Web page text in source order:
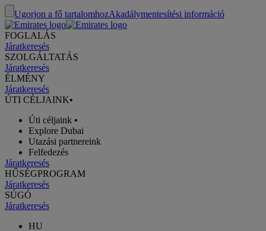
Ugorjon a fő tartalomhozAkadálymentesítési információ
FOGLALÁS
Járatkeresés
SZOLGÁLTATÁS
Járatkeresés
ÉLMÉNY
Járatkeresés
ÚTI CÉLJAINK•
Úti céljaink •
Explore Dubai
Utazási partnereink
Felfedezés
Járatkeresés
HŰSÉGPROGRAM
Járatkeresés
SÚGÓ
Járatkeresés
HU